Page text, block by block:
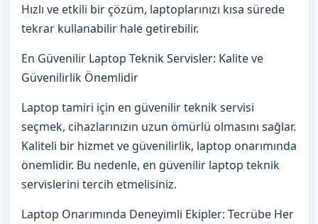
Hızlı ve etkili bir çözüm, laptoplarınızı kısa sürede
tekrar kullanabilir hale getirebilir.
En Güvenilir Laptop Teknik Servisler: Kalite ve
Güvenilirlik Önemlidir
Laptop tamiri için en güvenilir teknik servisi
seçmek, cihazlarınızın uzun ömürlü olmasını sağlar.
Kaliteli bir hizmet ve güvenilirlik, laptop onarımında
önemlidir. Bu nedenle, en güvenilir laptop teknik
servislerini tercih etmelisiniz.
Laptop Onarımında Deneyimli Ekipler: Tecrübe Her